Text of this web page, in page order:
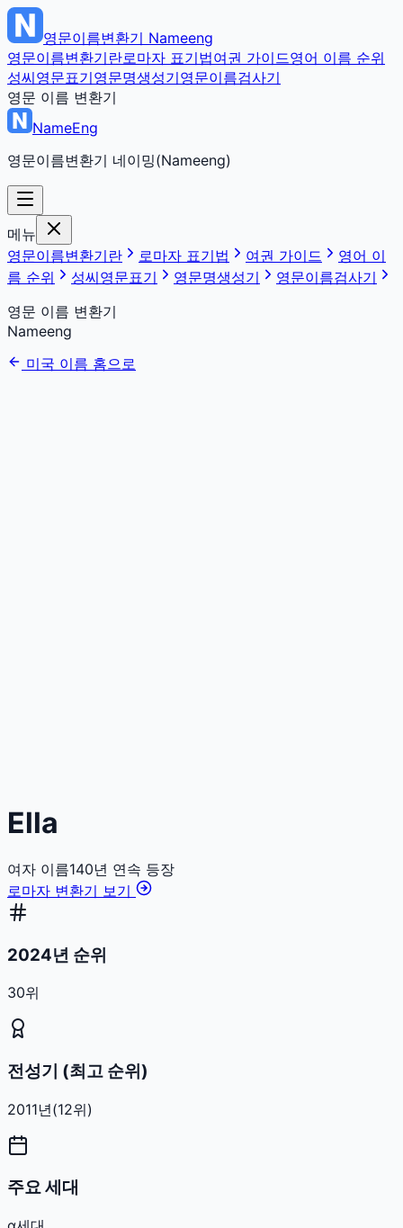
영문이름변환기 Nameeng
영문이름변환기란로마자 표기법여권 가이드영어 이름 순위
성씨영문표기영문명생성기영문이름검사기
영문 이름 변환기
NameEng
영문이름변환기 네이밍(Nameeng)
메뉴
영문이름변환기란
로마자 표기법 여권 가이드
영어 이
름 순위
성씨영문표기 영문명생성기
영문이름검사기
영문 이름 변환기
Nameeng
미국 이름 홈으로
Ella
여자 이름140년 연속 등장
로마자 변환기 보기
2024년 순위
30위
전성기 (최고 순위)
2011년(12위)
주요 세대